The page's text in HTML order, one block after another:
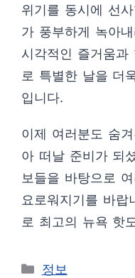
위기를 동시에 선
가 풍부하게 녹아내
시각적인 즐거움과
로 특별한 날을 더
입니다.
이제 여러분도 숨
아 떠날 준비가 되
보들을 바탕으로
요로워지기를 바
로 최고의 뉴욕 핫
카
정보